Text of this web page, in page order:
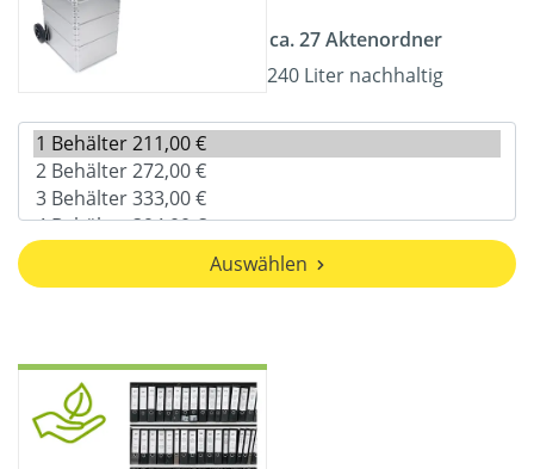
ca. 27 Aktenordner
240 Liter nachhaltig
Auswählen